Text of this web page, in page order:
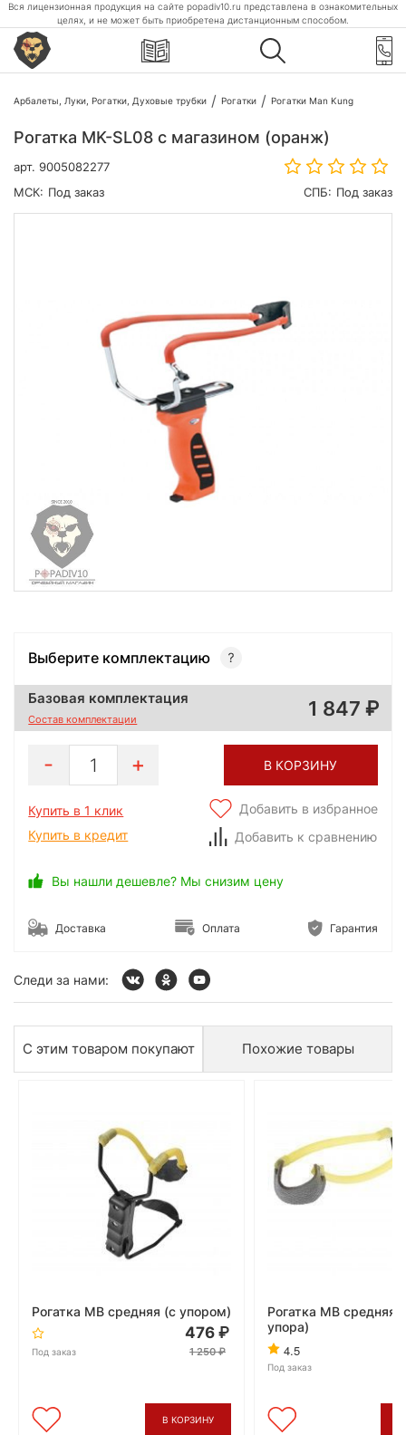
Вся лицензионная продукция на сайте popadiv10.ru представлена в ознакомительных
целях, и не может быть приобретена дистанционным способом.
Арбалеты, Луки, Рогатки, Духовые трубки Рогатки Рогатки Man Kung
Рогатка MK-SL08 с магазином (оранж)
арт. 9005082277
МСК: Под заказ СПБ: Под заказ
Выберите комплектацию
Базовая комплектация
Состав комплектации 1 847
1 В КОРЗИНУ
Купить в 1 клик
Купить в кредит
Добавить в избранное
Добавить к сравнению
Вы нашли дешевле? Мы снизим цену
Доставка Оплата Гарантия
Следи за нами:
С этим товаром покупают Похожие товары
Рогатка MB средняя (с упором)
Под заказ
476
1 250
В КОРЗИНУ
Рогатка MB средняя
упора)
4.5
Под заказ